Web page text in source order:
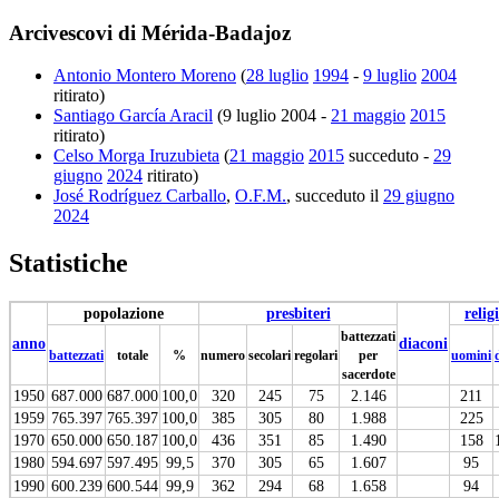
Arcivescovi di Mérida-Badajoz
Antonio Montero Moreno (28 luglio 1994 - 9 luglio 2004
ritirato)
Santiago García Aracil (9 luglio 2004 - 21 maggio 2015
ritirato)
Celso Morga Iruzubieta (21 maggio 2015 succeduto - 29
giugno 2024 ritirato)
José Rodríguez Carballo, O.F.M., succeduto il 29 giugno
2024
Statistiche
anno
popolazione
presbiteri
diaconi
battezzati totale % numero secolari regolari
battezzati
per
sacerdote
uomini
1950 687.000 687.000 100,0 320 245 75 2.146
211
1959 765.397 765.397 100,0 385 305 80 1.988
225
1970 650.000 650.187 100,0 436 351 85 1.490 158
1980 594.697 597.495 99,5 370 305 65 1.607
95
1990 600.239 600.544 99,9 362 294 68 1.658
94